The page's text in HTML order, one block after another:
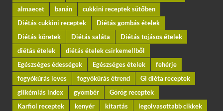
almaecet
banán
cukkini receptek sütőben
Diétás cukkini receptek
Diétás gombás ételek
Diétás köretek
Diétás saláta
Diétás tojásos ételek
diétás ételek
diétás ételek csirkemellből
Egészséges édességek
Egészséges ételek
fehérje
fogyókúrás leves
fogyókúrás étrend
GI diéta receptek
glikémiás index
gyömbér
Görög receptek
Karfiol receptek
kenyér kitartás
legolvasottabb cikkek